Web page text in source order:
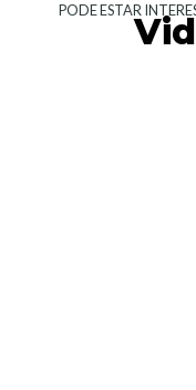
PODE ESTAR